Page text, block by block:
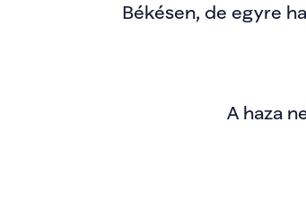
Békésen, de egyre
A haza